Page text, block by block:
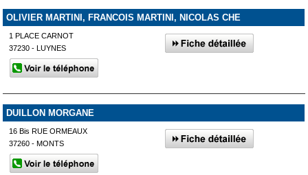
OLIVIER MARTINI, FRANCOIS MARTINI, NICOLAS CHE
1 PLACE CARNOT
37230 - LUYNES
DUILLON MORGANE
16 Bis RUE ORMEAUX
37260 - MONTS